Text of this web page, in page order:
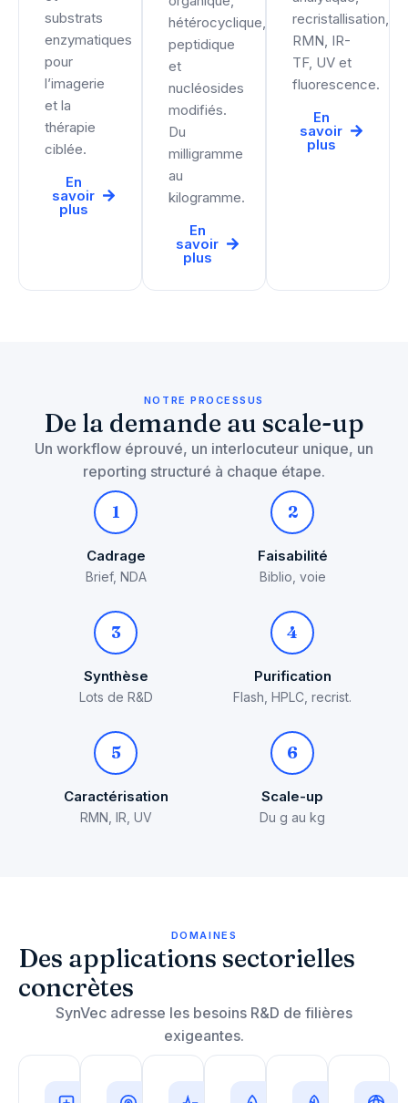
substrats
enzymatiques
pour
l’imagerie
et la
thérapie
ciblée.
En
savoir
plus
hétérocyclique,
peptidique
et
nucléosides
modifiés.
Du
milligramme
au
kilogramme.
En
savoir
plus
recristallisation,
RMN, IR-
TF, UV et
fluorescence.
En
savoir
plus
NOTRE PROCESSUS
De la demande au scale-up
Un workflow éprouvé, un interlocuteur unique, un
reporting structuré à chaque étape.
1
Cadrage
Brief, NDA
2
Faisabilité
Biblio, voie
3
Synthèse
Lots de R&D
4
Purification
Flash, HPLC, recrist.
5
Caractérisation
RMN, IR, UV
6
Scale-up
Du g au kg
DOMAINES
Des applications sectorielles
concrètes
SynVec adresse les besoins R&D de filières
exigeantes.